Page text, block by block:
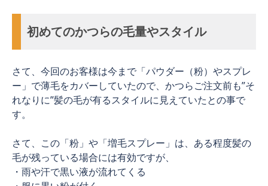
初めてのかつらの毛量やスタイル
さて、今回のお客様は今まで「パウダー（粉）やスプレ
ー」で薄毛をカバーしていたので、かつらご注文前も”そ
れなりに”髪の毛が有るスタイルに見えていたとの事で
す。
さて、この「粉」や「増毛スプレー」は、ある程度髪の
毛が残っている場合には有効ですが、
・雨や汗で黒い液が流れてくる